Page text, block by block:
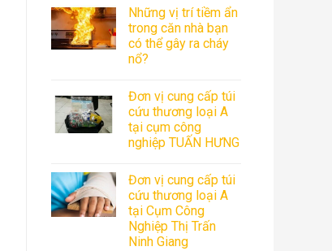
Những vị trí tiềm ẩn
trong căn nhà bạn
có thể gây ra cháy
nổ?
Đơn vị cung cấp túi
cứu thương loại A
tại cụm công
nghiệp TUẤN HƯNG
Đơn vị cung cấp túi
cứu thương loại A
tại Cụm Công
Nghiệp Thị Trấn
Ninh Giang